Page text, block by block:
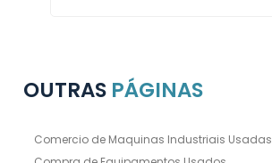
OUTRAS PÁGINAS
Comercio de Maquinas Industriais Usadas